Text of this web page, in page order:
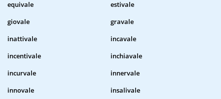
equivale
estivale
giovale
gravale
inattivale
incavale
incentivale
inchiavale
incurvale
innervale
innovale
insalivale